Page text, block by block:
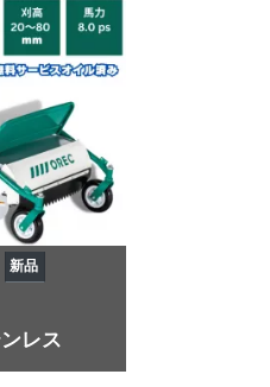
新品
レス